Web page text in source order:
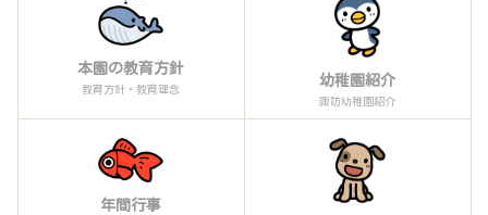
本園の教育方針
教育方針・教育理念
幼稚園紹介
諏訪幼稚園紹介
年間行事